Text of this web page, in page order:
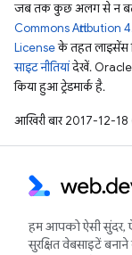
जब तक कुछ अलग से न
Commons Attribution
Licenseके तहत लाइसेंस
साइट नीतियांदेखें. Oracle
किया हुआ ट्रेडमार्क है.
आखिरी बार 2017-12-18
हम आपको ऐसी
सुरक्षित वेबसाइटें